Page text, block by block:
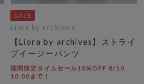
Liora by archives
【Liora by archives】ストライ
プイージーパンツ
期間限定タイムセール10%OFF 8/10
10:00まで！